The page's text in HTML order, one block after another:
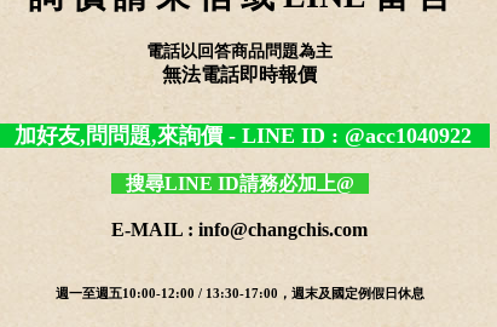
電話以回答商品問題為主
無法電話即時報價
加好友,問問題,來詢價 - LINE ID : @acc1040922
搜尋LINE ID請務必加上@
E-MAIL : info@changchis.com
週一至週五10:00-12:00 / 13:30-17:00，週末及國定例假日休息